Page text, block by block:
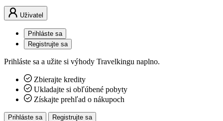
Uživatel
Prihláste sa
Registrujte sa
Prihláste sa a užite si výhody Travelkingu naplno.
Zbierajte kredity
Ukladajte si obľúbené pobyty
Získajte prehľad o nákupoch
Prihláste sa Registrujte sa